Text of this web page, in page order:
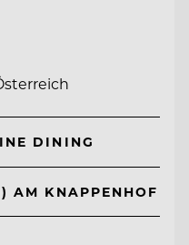
DINING
AM KNAPPENHOF